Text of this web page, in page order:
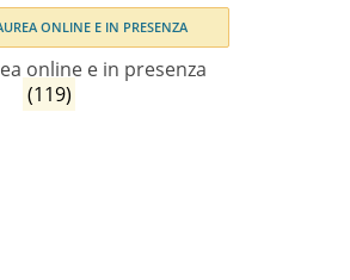
online e in presenza
(119)